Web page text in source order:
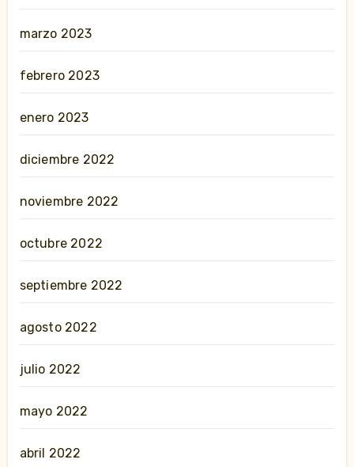
marzo 2023
febrero 2023
enero 2023
diciembre 2022
noviembre 2022
octubre 2022
septiembre 2022
agosto 2022
julio 2022
mayo 2022
abril 2022